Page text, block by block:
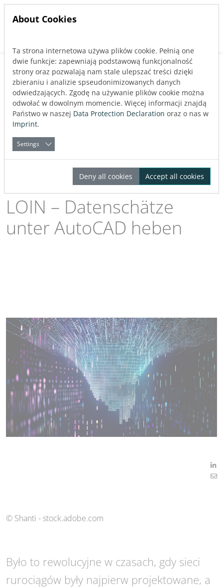
Jump directly to main navigation
Jump directly to content
Back to blog
General
Published:10.04.2024
Javier Castell-Codesal
LOIN – Datenschätze
unter AutoCAD heben
© Shanti - stock.adobe.com
Było to rewolucyjne w czasach, gdy sieci
rurociągów były najpierw projektowane, a
About Cookies
Ta strona internetowa używa plików cookie. Pełnią one
dwie funkcje: zapewniają podstawową funkcjonalność
strony oraz pozwalają nam stale ulepszać treści dzięki
zbieraniu i analizie spseudonimizowanych danych
odwiedzających. Zgodę na używanie plików cookie można
odwołać w dowolnym momencie. Więcej informacji znajdą
Państwo w naszej Data Protection Declaration oraz o nas w
Imprint.
Settings
Deny all cookies Accept all cookies